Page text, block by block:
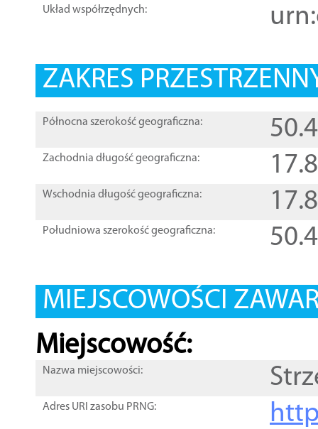
Układ współrzędnych:
ZAKRES
Północna szerokość geograficzna:
Zachodnia długość geograficzna:
Wschodnia długość geograficzna:
Południowa szerokość geograficzna:
MIEJSCOWOŚCI
Miejscowość:
Nazwa miejscowości:
Adres URI zasobu PRNG: